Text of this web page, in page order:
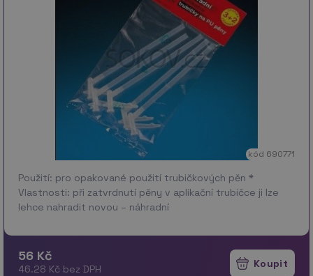
kód 690771
Použití: pro opakované použití trubičkových pěn *
Vlastnosti: při zatvrdnutí pěny v aplikační trubičce ji lze
lehce nahradit novou – náhradní
56 Kč
46.28 Kč bez DPH